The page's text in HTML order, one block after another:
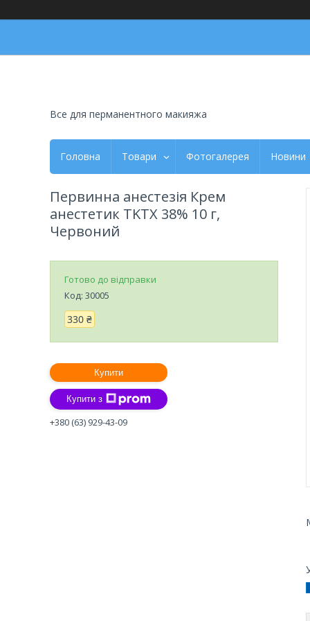
Все для перманентного макияжа
Головна Товари Фотогалерея Новини
Первинна анестезія Крем
анестетик TKTX 38% 10 г,
Червоний
Готово до відправки
Код: 30005
330 ₴
Купити
Купити з
+380 (63) 929-43-09